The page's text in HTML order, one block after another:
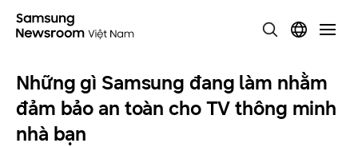
Những gì Samsung đang làm nhằm
đảm bảo an toàn cho TV thông minh
nhà bạn